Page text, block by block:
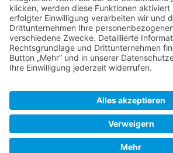
Partner
* Alle Preise inkl. gesetzl.
Warum WACCEX?
Allgemeine Geschäftsbedingungen und
Impressum